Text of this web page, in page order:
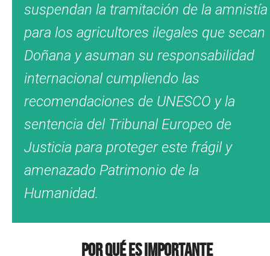
suspendan la tramitación de la amnistía
para los agricultores ilegales que secan
Doñana y asuman su responsabilidad
internacional cumpliendo las
recomendaciones de UNESCO y la
sentencia del Tribunal Europeo de
Justicia para proteger este frágil y
amenazado Patrimonio de la
Humanidad.
Por qué es importante